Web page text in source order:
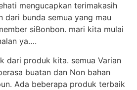
mengucapkan terimakasih
dari bunda semua yang mau
siBonbon. mari kita mulai
ya….
dari produk kita. semua Varian
buatan dan Non bahan
Ada beberapa produk terbaik